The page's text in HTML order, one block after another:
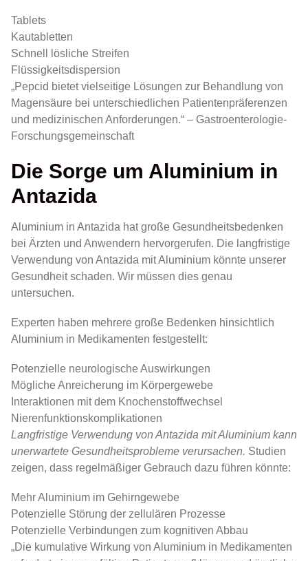
Tablets
Kautabletten
Schnell lösliche Streifen
Flüssigkeitsdispersion
„Pepcid bietet vielseitige Lösungen zur Behandlung von
Magensäure bei unterschiedlichen Patientenpräferenzen
und medizinischen Anforderungen.“ – Gastroenterologie-
Forschungsgemeinschaft
Die Sorge um Aluminium in
Antazida
Aluminium in Antazida hat große Gesundheitsbedenken
bei Ärzten und Anwendern hervorgerufen. Die langfristige
Verwendung von Antazida mit Aluminium könnte unserer
Gesundheit schaden. Wir müssen dies genau
untersuchen.
Experten haben mehrere große Bedenken hinsichtlich
Aluminium in Medikamenten festgestellt:
Potenzielle neurologische Auswirkungen
Mögliche Anreicherung im Körpergewebe
Interaktionen mit dem Knochenstoffwechsel
Nierenfunktionskomplikationen
Langfristige Verwendung von Antazida mit Aluminium kann
unerwartete Gesundheitsprobleme verursachen. Studien
zeigen, dass regelmäßiger Gebrauch dazu führen könnte:
Mehr Aluminium im Gehirngewebe
Potenzielle Störung der zellulären Prozesse
Potenzielle Verbindungen zum kognitiven Abbau
„Die kumulative Wirkung von Aluminium in Medikamenten